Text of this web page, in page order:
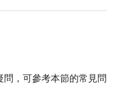
，可參考本節的常見問